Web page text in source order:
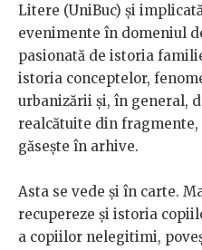
Litere (UniBuc) și
evenimente în domeniul
pasionată de istoria
istoria conceptelor,
urbanizării și, în general,
realcătuite din fragmente,
găsește în arhive.
Asta se vede și în carte.
recupereze și istoria
a copiilor nelegitimi,